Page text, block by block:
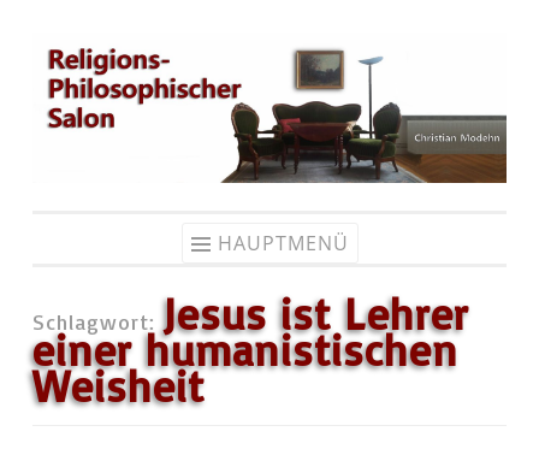
Zum
Inhalt
springen
HAUPTMENÜ
Schlagwort: Jesus ist Lehrer
einer humanistischen
Weisheit